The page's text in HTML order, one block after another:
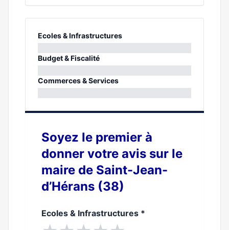
Ecoles & Infrastructures
0%
Budget & Fiscalité
0%
Commerces & Services
Soyez le premier à
donner votre avis sur le
maire de Saint-Jean-
d’Hérans (38)
Ecoles & Infrastructures *